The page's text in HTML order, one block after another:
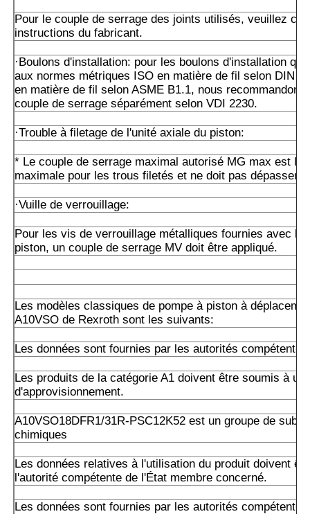
Pour le couple de serrage des joints utilisés, veuillez
instructions du fabricant.
·Boulons d'installation: pour les boulons d'installation
aux normes métriques ISO en matière de fil selon DIN
en matière de fil selon ASME B1.1, nous
couple de serrage séparément selon VDI 2230.
·Trouble à filetage de l'unité axiale du piston:
* Le couple de serrage maximal autorisé MG max est la
maximale pour les trous filetés et ne doit pas dépasser
·Vuille de verrouillage:
Pour les vis de verrouillage métalliques fournies avec
piston, un couple de serrage MV doit être appliqué.
Les modèles classiques de pompe à piston à
A10VSO de Rexroth sont les suivants:
Les données sont fournies par les autorités
Les produits de la catégorie A1 doivent être soumis à un
d'approvisionnement.
A10VSO18DFR1/31R-PSC12K52 est un groupe de
chimiques
Les données relatives à l'utilisation du produit doivent
l'autorité compétente de l'État membre concerné.
Les données sont fournies par les autorités